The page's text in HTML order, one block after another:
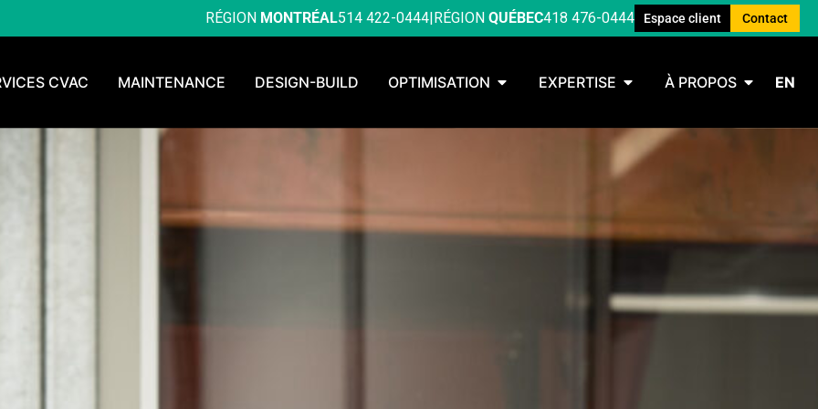
RÉGION MONTRÉAL514 422-0444|RÉGION QUÉBEC418 476-0444 Espace client Contact
CVAC MAINTENANCE DESIGN-BUILD OPTIMISATION EXPERTISE À PROPOS EN